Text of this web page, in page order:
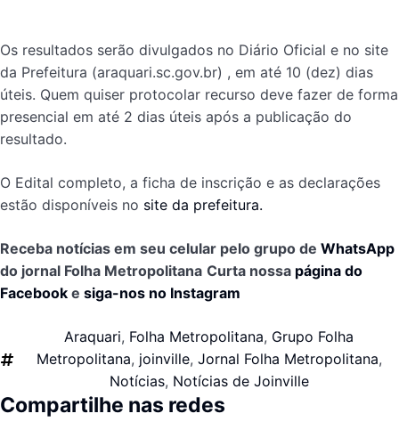
Os resultados serão divulgados no Diário Oficial e no site
da Prefeitura (araquari.sc.gov.br) , em até 10 (dez) dias
úteis. Quem quiser protocolar recurso deve fazer de forma
presencial em até 2 dias úteis após a publicação do
resultado.
O Edital completo, a ficha de inscrição e as declarações
estão disponíveis no site da prefeitura.
Receba notícias em seu celular pelo grupo de WhatsApp
do jornal Folha Metropolitana Curta nossa página do
Facebook e siga-nos no Instagram
Araquari, Folha Metropolitana, Grupo Folha
Metropolitana, joinville, Jornal Folha Metropolitana,
Notícias, Notícias de Joinville
Compartilhe nas redes